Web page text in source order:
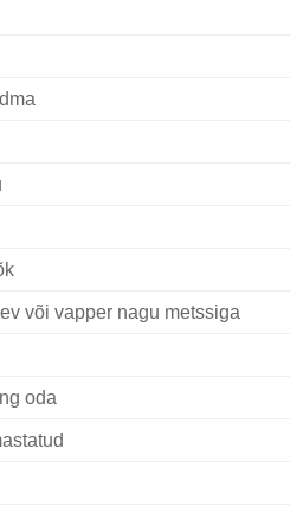
või vapper nagu metssiga
oda